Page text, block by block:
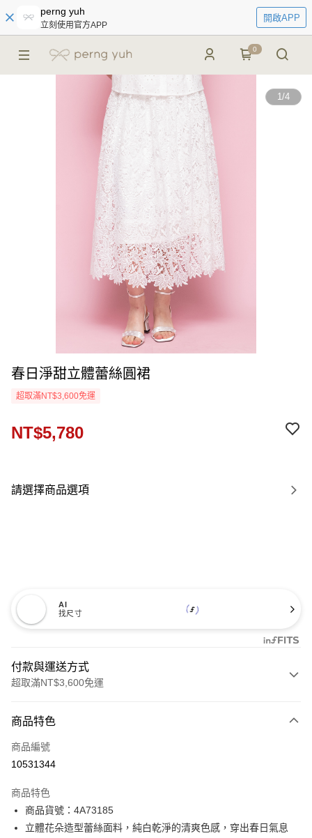
perng yuh
立刻使用官方APP
開啟APP
0
1/4
春日淨甜立體蕾絲圓裙
超取滿NT$3,600免運
NT$5,780
請選擇商品選項
AI
找尺寸
付款與運送方式
超取滿NT$3,600免運
信用卡一次付款
信用卡分期付款
合作金庫商業銀行
華南商業銀行
上海商業儲蓄銀行
台北富邦商業銀行
超商取貨付款
LINE Pay
商品特色
商品編號
10531344
商品特色
商品貨號：4A73185
立體花朵造型蕾絲面料，純白乾淨的清爽色感，穿出春日氣息